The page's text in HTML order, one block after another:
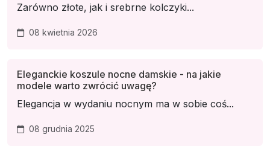
Zarówno złote, jak i srebrne kolczyki...
08 kwietnia 2026
Eleganckie koszule nocne damskie - na jakie
modele warto zwrócić uwagę?
Elegancja w wydaniu nocnym ma w sobie coś...
08 grudnia 2025